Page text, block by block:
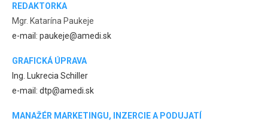
REDAKTORKA
Mgr. Katarína Paukeje
e-mail: paukeje@amedi.sk
GRAFICKÁ ÚPRAVA
Ing. Lukrecia Schiller
e-mail: dtp@amedi.sk
MANAŽÉR MARKETINGU, INZERCIE A PODUJATÍ